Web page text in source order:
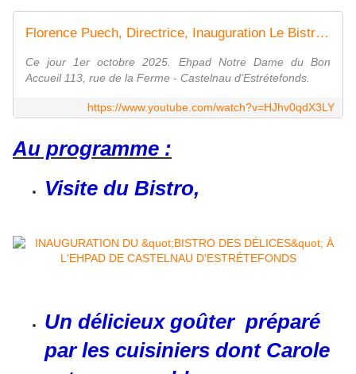
Florence Puech, Directrice, Inauguration Le Bistro des Délices Ehpad Castelnau d'Estrétefonds
Ce jour 1er octobre 2025. Ehpad Notre Dame du Bon
Accueil 113, rue de la Ferme - Castelnau d'Estrétefonds.
https://www.youtube.com/watch?v=HJhv0qdX3LY
Au programme :
Visite du Bistro,
Un délicieux goûter préparé
par les cuisiniers dont Carole